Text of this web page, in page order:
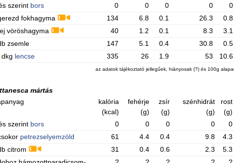
szerint bors 0 0 0 0 0
fokhagyma
134 6.8 0.1 26.3 0.8
vöröshagyma
40 1.2 0.1 8.3 3.1
zsemle
147 5.1 0.4 30.8 0.5
dkg lencse 335 26 1.9 53 10.6
az adatok tájékoztató jellegűek, hiányosak (?) és 100g
mártás
kalória
(kcal)
fehérje
(g)
zsír
(g)
szénhidrát
(g)
rost
(g)
szerint bors 0 0 0 0 0
petrezselyemzöld 61 4.4 0.4 9.8 4.3
citrom
31 0.4 0.6 2.3 5.3